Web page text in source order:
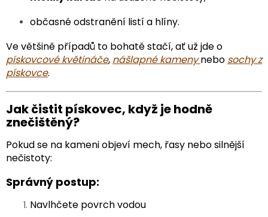
občasné odstranění listí a hlíny.
Ve většině případů to bohatě stačí, ať už jde o
pískovcové květináče, nášlapné kameny nebo sochy z
pískovce.
Jak čistit pískovec, když je hodně
znečištěný?
Pokud se na kameni objeví mech, řasy nebo silnější
nečistoty:
Správný postup:
Navlhčete povrch vodou